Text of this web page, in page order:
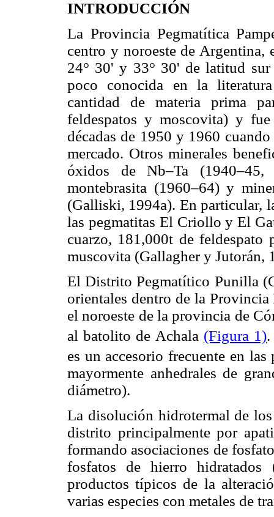
INTRODUCCIÓN
La Provincia Pegmatítica
centro y noroeste de Argentina,
24° 30' y 33° 30' de latitud
poco conocida en la
cantidad de materia prima
feldespatos y moscovita) y
décadas de 1950 y 1960
mercado. Otros minerales
óxidos de Nb–Ta (1940–45,
montebrasita (1960–64) y
(Galliski, 1994a). En particular,
las pegmatitas El Criollo y El
cuarzo, 181,000t de
muscovita (Gallagher y Jutorán,
El Distrito Pegmatítico Punilla
orientales dentro de la Provincia
el noroeste de la provincia de
al batolito de Achala (Figura 1)
es un accesorio frecuente en
mayormente anhedrales de
diámetro).
La disolución hidrotermal de
distrito principalmente por
formando asociaciones de
fosfatos de hierro hidratados
productos típicos de la
varias especies con metales de